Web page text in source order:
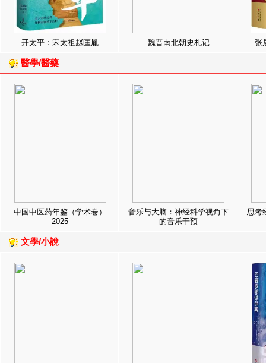
开太平：宋太祖赵匡胤 魏晋南北朝史札记 张
醫學/醫藥
中国中医药年鉴（学术卷）
2025
音乐与大脑：神经科学视角下
的音乐干预
思考
文學/小說